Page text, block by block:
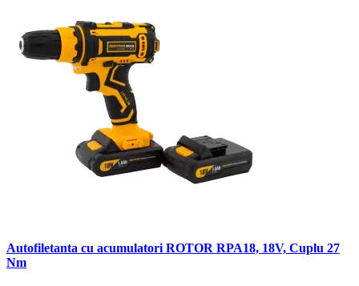
Autofiletanta cu acumulatori ROTOR RPA18, 18V, Cuplu 27
Nm